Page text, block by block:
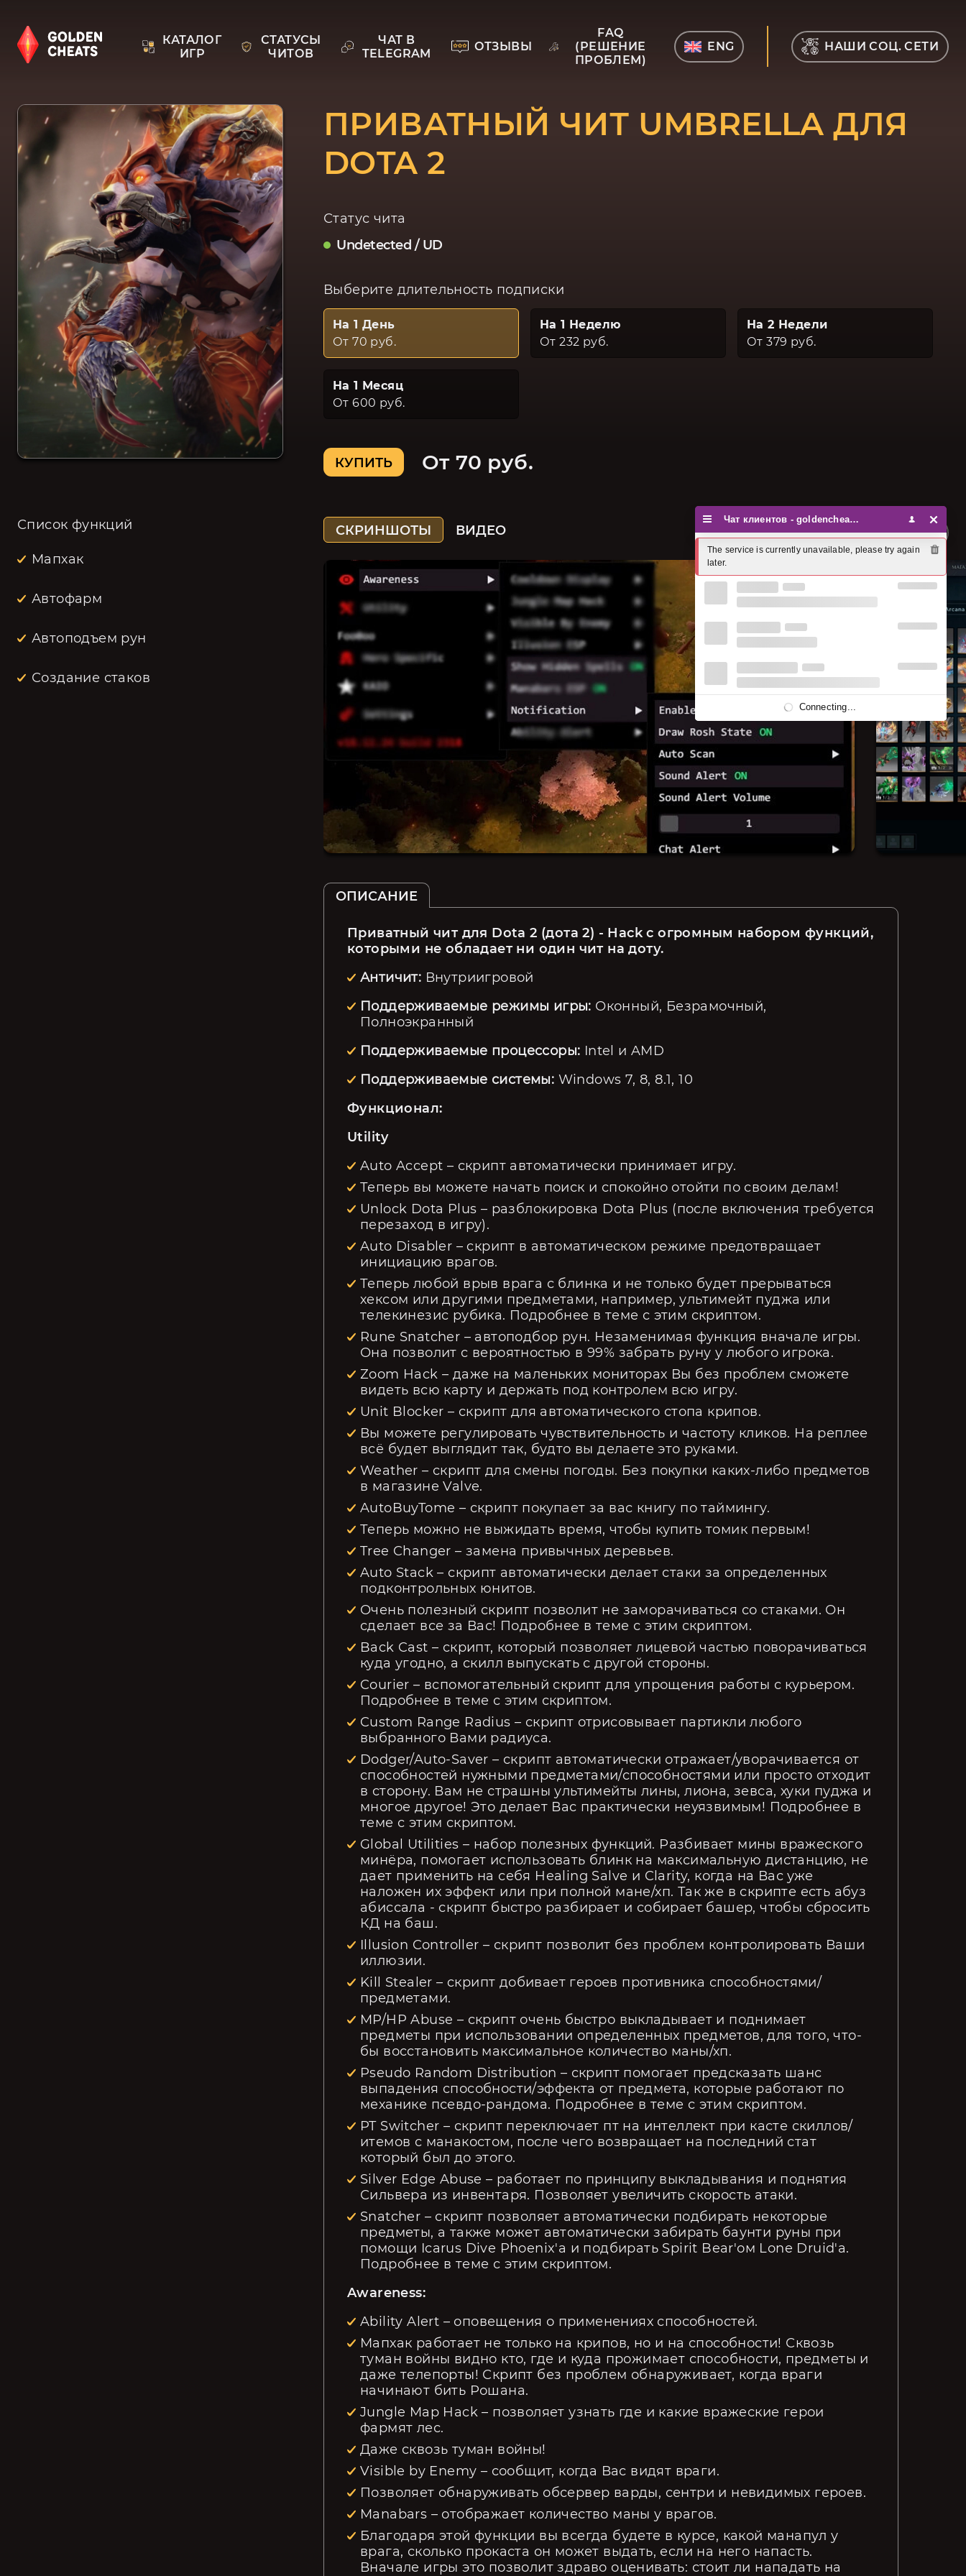
КАТАЛОГ
ИГР
СТАТУСЫ
ЧИТОВ
ЧАТ В
TELEGRAM
ОТЗЫВЫ
FAQ
(РЕШЕНИЕ
ПРОБЛЕМ)
ENG НАШИ СОЦ. СЕТИ
ПРИВАТНЫЙ ЧИТ UMBRELLA ДЛЯ
DOTA 2
Статус чита
Undetected / UD
Выберите длительность подписки
На 1 День
От 70 руб.
На 1 Неделю
От 232 руб.
На 2 Недели
От 379 руб.
На 1 Месяц
От 600 руб.
КУПИТЬ От 70 руб.
Список функций
Мапхак
Автофарм
Автоподъем рун
Создание стаков
СКРИНШОТЫ ВИДЕО
ОПИСАНИЕ
Приватный чит для Dota 2 (дота 2) - Hack с огромным набором функций,
которыми не обладает ни один чит на доту.
Античит: Внутриигровой
Поддерживаемые режимы игры: Оконный, Безрамочный,
Полноэкранный
Поддерживаемые процессоры: Intel и AMD
Поддерживаемые системы: Windows 7, 8, 8.1, 10
Функционал:
Utility
Auto Accept – скрипт автоматически принимает игру.
Теперь вы можете начать поиск и спокойно отойти по своим делам!
Unlock Dota Plus – разблокировка Dota Plus (после включения требуется
перезаход в игру).
Auto Disabler – cкрипт в автоматическом режиме предотвращает
инициацию врагов.
Теперь любой врыв врага с блинка и не только будет прерываться
хексом или другими предметами, например, ультимейт пуджа или
телекинезис рубика. Подробнее в теме с этим скриптом.
Rune Snatcher – автоподбор рун. Незаменимая функция вначале игры.
Она позволит с вероятностью в 99% забрать руну у любого игрока.
Zoom Hack – даже на маленьких мониторах Вы без проблем сможете
видеть всю карту и держать под контролем всю игру.
Unit Blocker – скрипт для автоматического стопа крипов.
Вы можете регулировать чувствительность и частоту кликов. На реплее
всё будет выглядит так, будто вы делаете это руками.
Weather – скрипт для смены погоды. Без покупки каких-либо предметов
в магазине Valve.
AutoBuyTome – скрипт покупает за вас книгу по таймингу.
Теперь можно не выжидать время, чтобы купить томик первым!
Tree Changer – замена привычных деревьев.
Auto Stack – скрипт автоматически делает стаки за определенных
подконтрольных юнитов.
Очень полезный скрипт позволит не заморачиваться со стаками. Он
сделает все за Вас! Подробнее в теме с этим скриптом.
Back Cast – скрипт, который позволяет лицевой частью поворачиваться
куда угодно, а скилл выпускать с другой стороны.
Courier – вспомогательный скрипт для упрощения работы с курьером.
Подробнее в теме с этим скриптом.
Custom Range Radius – скрипт отрисовывает партикли любого
выбранного Вами радиуса.
Dodger/Auto-Saver – скрипт автоматически отражает/уворачивается от
способностей нужными предметами/способностями или просто отходит
в сторону. Вам не страшны ультимейты лины, лиона, зевса, хуки пуджа и
многое другое! Это делает Вас практически неуязвимым! Подробнее в
теме с этим скриптом.
Global Utilities – набор полезных функций. Разбивает мины вражеского
минёра, помогает использовать блинк на максимальную дистанцию, не
дает применить на себя Healing Salve и Clarity, когда на Вас уже
наложен их эффект или при полной мане/хп. Так же в скрипте есть абуз
абиссала - скрипт быстро разбирает и собирает башер, чтобы сбросить
КД на баш.
Illusion Controller – скрипт позволит без проблем контролировать Ваши
иллюзии.
Kill Stealer – cкрипт добивает героев противника способностями/
предметами.
MP/HP Abuse – скрипт очень быстро выкладывает и поднимает
предметы при использовании определенных предметов, для того, что-
бы восстановить максимальное количество маны/хп.
Pseudo Random Distribution – скрипт помогает предсказать шанс
выпадения способности/эффекта от предмета, которые работают по
механике псевдо-рандома. Подробнее в теме с этим скриптом.
PT Switcher – скрипт переключает пт на интеллект при касте скиллов/
итемов с манакостом, после чего возвращает на последний стат
который был до этого.
Silver Edge Abuse – работает по принципу выкладывания и поднятия
Сильвера из инвентаря. Позволяет увеличить скорость атаки.
Snatcher – скрипт позволяет автоматически подбирать некоторые
предметы, а также может автоматически забирать баунти руны при
помощи Icarus Dive Phoenix'a и подбирать Spirit Bear'ом Lone Druid'a.
Подробнее в теме с этим скриптом.
Awareness:
Ability Alert – оповещения о применениях способностей.
Мапхак работает не только на крипов, но и на способности! Сквозь
туман войны видно кто, где и куда прожимает способности, предметы и
даже телепорты! Скрипт без проблем обнаруживает, когда враги
начинают бить Рошана.
Jungle Map Hack – позволяет узнать где и какие вражеские герои
фармят лес.
Даже сквозь туман войны!
Visible by Enemy – сообщит, когда Вас видят враги.
Позволяет обнаруживать обсервер варды, сентри и невидимых героев.
Manabars – отображает количество маны у врагов.
Благодаря этой функции вы всегда будете в курсе, какой манапул у
врага, сколько прокаста он может выдать, если на него напасть.
Вначале игры это позволит здраво оценивать: стоит ли нападать на
Чат клиентов - goldencheats
The service is currently unavailable, please try again
later.
Connecting...